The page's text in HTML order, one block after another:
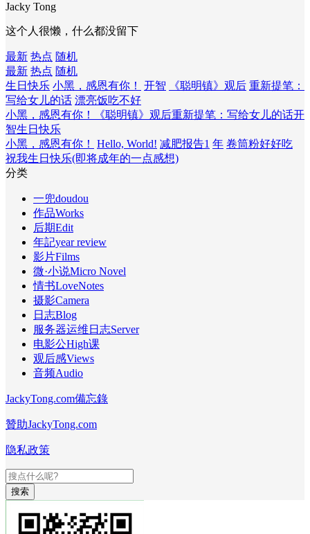
Jacky Tong
这个人很懒，什么都没留下
最新 热点 随机
最新 热点 随机
生日快乐 小黑，感恩有你！ 开智 《聪明镇》观后 重新提笔：
写给女儿的话 漂亮饭吃不好
小黑，感恩有你！
《聪明镇》观后重新提笔：写给女儿的话开
智生日快乐
小黑，感恩有你！
Hello, World! 减肥报告1 年 卷筒粉好好吃
祝我生日快乐(即将成年的一点感想)
分类
一兜doudou
作品Works
后期Edit
年記year review
影片Films
微·小说Micro Novel
情书LoveNotes
摄影Camera
日志Blog
服务器运维日志Server
电影公High课
观后感Views
音频Audio
JackyTong.com備忘錄
贊助JackyTong.com
隐私政策
搜索